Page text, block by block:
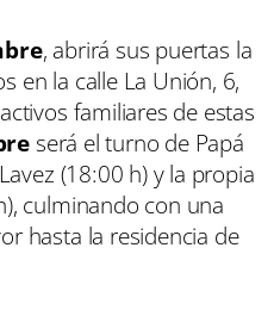
, abrirá sus puertas la
en la calle La Unión, 6,
familiares de estas
será el turno de Papá
(18:00 h) y la propia
culminando con una
hasta la residencia de